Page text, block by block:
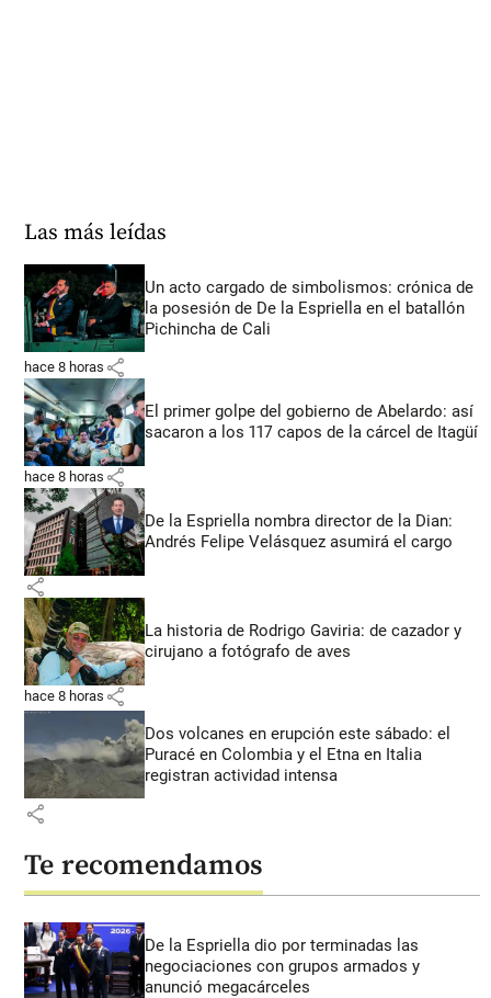
Las más leídas
Un acto cargado de simbolismos: crónica de
la posesión de De la Espriella en el batallón
Pichincha de Cali
hace 8 horas share
El primer golpe del gobierno de Abelardo: así
sacaron a los 117 capos de la cárcel de Itagüí
hace 8 horas share
De la Espriella nombra director de la Dian:
Andrés Felipe Velásquez asumirá el cargo
share
La historia de Rodrigo Gaviria: de cazador y
cirujano a fotógrafo de aves
hace 8 horas share
Dos volcanes en erupción este sábado: el
Puracé en Colombia y el Etna en Italia
registran actividad intensa
share
Te recomendamos
De la Espriella dio por terminadas las
negociaciones con grupos armados y
anunció megacárceles